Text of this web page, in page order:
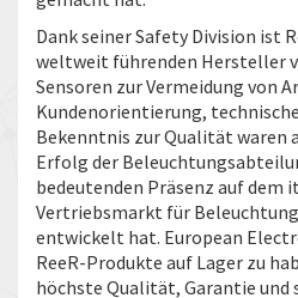
Dank seiner Safety Division ist
weltweit führenden Hersteller
Sensoren zur Vermeidung von
Kundenorientierung,
Bekenntnis zur Qualität waren
Erfolg der
bedeutenden Präsenz auf dem
Vertriebsmarkt für
entwickelt hat. European
ReeR-Produkte auf Lager zu
höchste Qualität, Garantie und